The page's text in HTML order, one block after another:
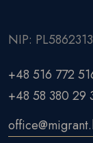
NIP:
+48 516 772
+48 58 380 29